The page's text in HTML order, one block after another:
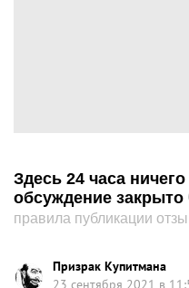
Здесь 24 часа
обсуждение закрыто
правила публикации
Призрак Купитмана
23 сентября 2021 в